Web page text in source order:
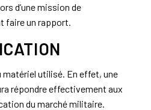
d’une mission de
faire un rapport.
matériel utilisé. En effet, une
répondre effectivement aux
du marché militaire.